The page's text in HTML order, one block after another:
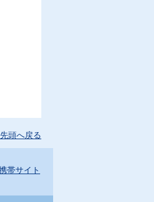
頭へ戻る
帯サイト